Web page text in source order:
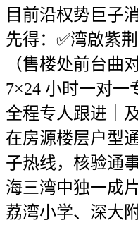
目前沿权势巨子
先得：✅湾啟紫
（售楼处前台曲
7×24 小时一对一
全程专人跟进｜
在房源楼层户型
子热线，核验通
海三湾中独一成
荔湾小学、深大